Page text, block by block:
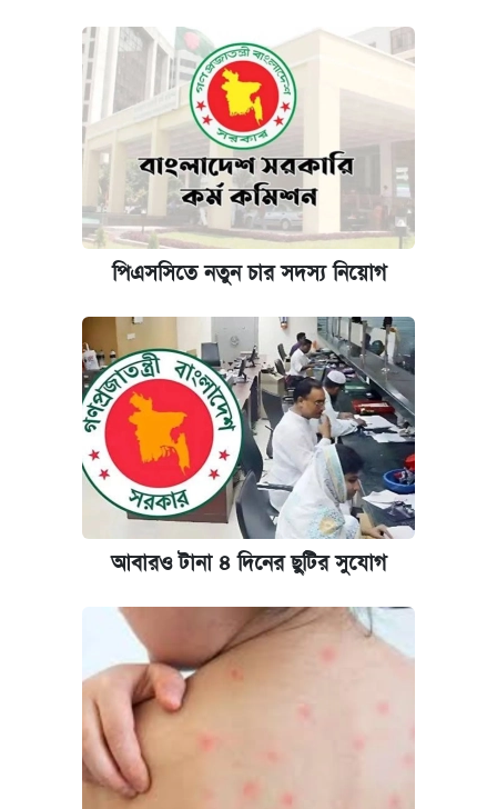
পিএসসিতে নতুন চার সদস্য নিয়োগ
আবারও টানা ৪ দিনের ছুটির সুযোগ